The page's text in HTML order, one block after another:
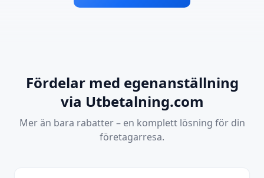
Fördelar med egenanställning
via Utbetalning.com
Mer än bara rabatter – en komplett lösning för din
företagarresa.